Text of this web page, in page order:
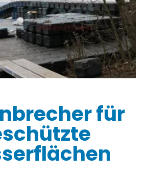
für